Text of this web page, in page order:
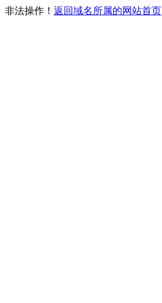
非法操作！ 返回域名所属的网站首页